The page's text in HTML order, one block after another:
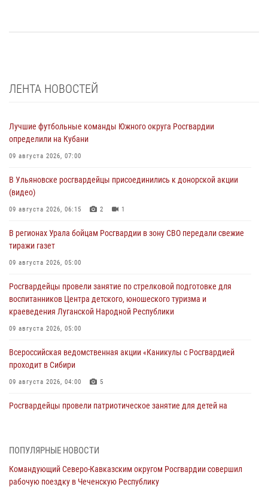
ЛЕНТА НОВОСТЕЙ
Лучшие футбольные команды Южного округа Росгвардии
определили на Кубани
09 августа 2026, 07:00
В Ульяновске росгвардейцы присоединились к донорской акции
(видео)
09 августа 2026, 06:15 2 1
В регионах Урала бойцам Росгвардии в зону СВО передали свежие
тиражи газет
09 августа 2026, 05:00
Росгвардейцы провели занятие по стрелковой подготовке для
воспитанников Центра детского, юношеского туризма и
краеведения Луганской Народной Республики
09 августа 2026, 05:00
Всероссийская ведомственная акции «Каникулы с Росгвардией
проходит в Сибири
09 августа 2026, 04:00 5
Росгвардейцы провели патриотическое занятие для детей на
юных воспитанников спортивной школы
08 августа 2026, 13:00
ПОПУЛЯРНЫЕ НОВОСТИ
Командующий Северо-Кавказским округом Росгвардии совершил
рабочую поездку в Чеченскую Республику